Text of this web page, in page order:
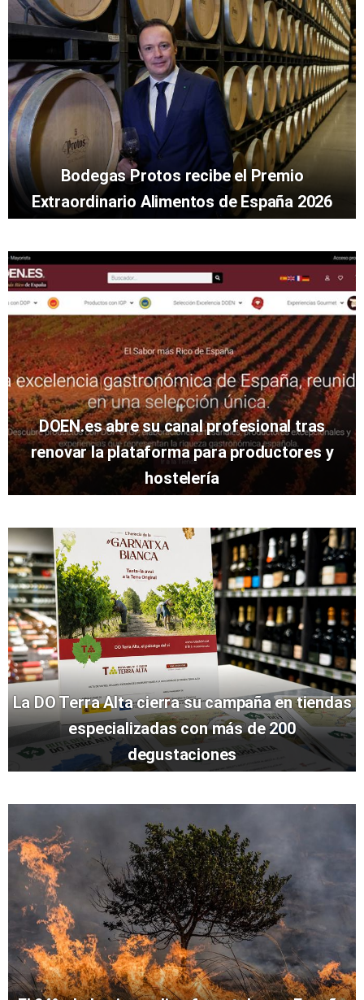
Bodegas Protos recibe el Premio
Extraordinario Alimentos de España 2026
DOEN.es abre su canal profesional tras
renovar la plataforma para productores y
hostelería
La DO Terra Alta cierra su campaña en tiendas
especializadas con más de 200
degustaciones